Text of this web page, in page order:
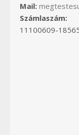
Mail:
Számlaszám:
11100609-